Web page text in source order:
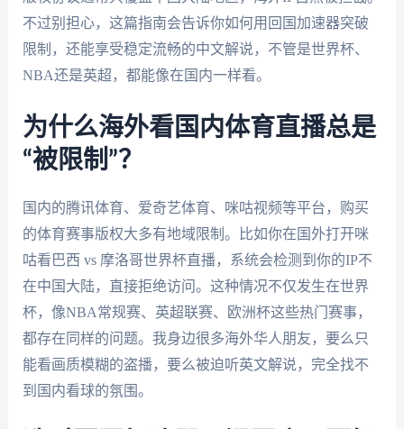
不过别担心，这篇指南会告诉你如何用回国加速器突破
限制，还能享受稳定流畅的中文解说，不管是世界杯、
NBA还是英超，都能像在国内一样看。
为什么海外看国内体育直播总是
“被限制”？
国内的腾讯体育、爱奇艺体育、咪咕视频等平台，购买
的体育赛事版权大多有地域限制。比如你在国外打开咪
咕看巴西 vs 摩洛哥世界杯直播，系统会检测到你的IP不
在中国大陆，直接拒绝访问。这种情况不仅发生在世界
杯，像NBA常规赛、英超联赛、欧洲杯这些热门赛事，
都存在同样的问题。我身边很多海外华人朋友，要么只
能看画质模糊的盗播，要么被迫听英文解说，完全找不
到国内看球的氛围。